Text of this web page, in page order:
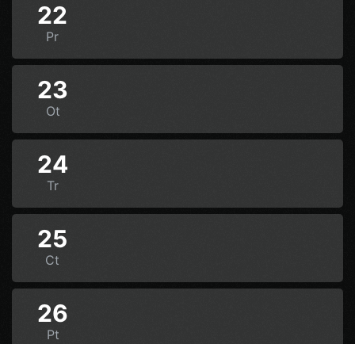
22
Pr
23
Ot
24
Tr
25
Ct
26
Pt